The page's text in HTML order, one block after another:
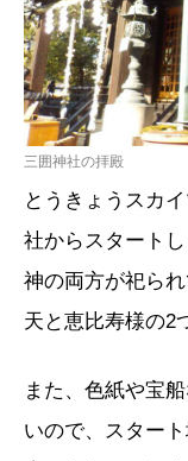
三囲神社の拝殿
とうきょうスカ
社からスタート
神の両方が祀ら
天と恵比寿様の2
また、色紙や宝
いので、スター